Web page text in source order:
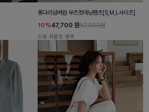
롱다리넘버원 부츠컷데님팬츠[S,M,L사이즈]
10%47,700 원52,900원
리뷰 카운트 영역